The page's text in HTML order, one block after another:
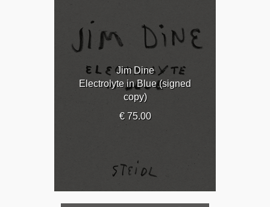
Jim Dine
Electrolyte in Blue (signed
copy)
€ 75.00